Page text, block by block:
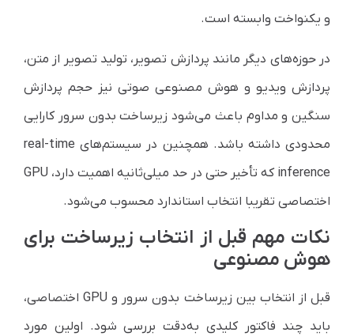
و یکنواخت وابسته است.
در حوزه‌های دیگر مانند پردازش تصویر، تولید تصویر از متن،
پردازش ویدیو و هوش مصنوعی صوتی نیز حجم پردازش
سنگین و مداوم باعث می‌شود زیرساخت بدون سرور کارایی
محدودی داشته باشد. همچنین در سیستم‌های real-time
inference که تأخیر حتی در حد میلی‌ثانیه اهمیت دارد، GPU
اختصاصی تقریبا انتخاب استاندارد محسوب می‌شود.
نکات مهم قبل از انتخاب زیرساخت برای
هوش مصنوعی
قبل از انتخاب بین زیرساخت بدون سرور و GPU اختصاصی،
باید چند فاکتور کلیدی به‌دقت بررسی شود. اولین مورد